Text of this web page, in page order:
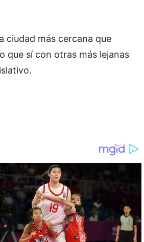
ciudad más cercana que
que sí con otras más lejanas